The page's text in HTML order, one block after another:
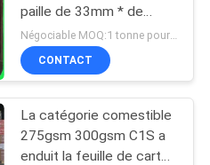
paille de 33mm * de
5000m pour les pailles à
boire de emballage
Négociable MOQ:1 tonne pour la taille commune et 10 tonnes pour la taille spéciale
CONTACT
La catégorie comestible
275gsm 300gsm C1S a
enduit la feuille de carte